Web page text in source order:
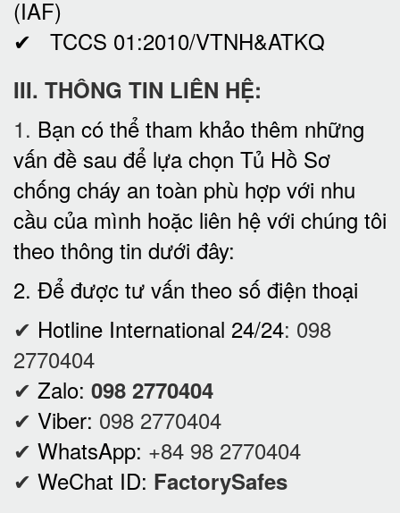
(IAF)
✔ TCCS 01:2010/VTNH&ATKQ
III. THÔNG TIN LIÊN HỆ:
1. Bạn có thể tham khảo thêm những
vấn đề sau để lựa chọn Tủ Hồ Sơ
chống cháy an toàn phù hợp với nhu
cầu của mình hoặc liên hệ với chúng tôi
theo thông tin dưới đây:
2. Để được tư vấn theo số điện thoại
✔ Hotline International 24/24: 098
2770404
✔ Zalo: 098 2770404
✔ Viber: 098 2770404
✔ WhatsApp: +84 98 2770404
✔ WeChat ID: FactorySafes